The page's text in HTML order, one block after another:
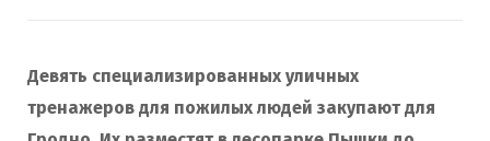
Девять специализированных уличных
тренажеров для пожилых людей закупают для